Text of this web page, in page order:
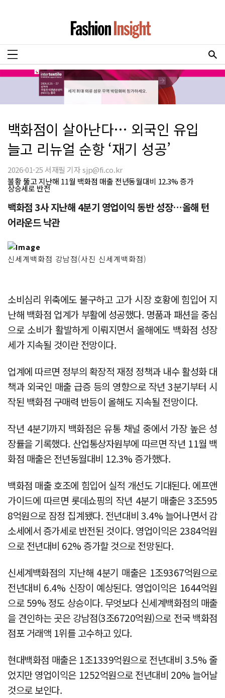
백화점이 살아난다… 외국인 유입
늘고 리뉴얼 순항 ‘재기 성공’
2026-01-25 서재필 기자 sjp@fi.co.kr
불황 뚫고 지난해 11월 백화점 매출 전년동월대비 12.3% 증가
상승세로 반전
백화점 3사 지난해 4분기 영업이익 동반 성장…올해 턴
어라운드 낙관
신세계백화점 강남점(사진 신세계백화점)
소비심리 위축에도 불구하고 고가 시장 호황에 힘입어 지
난해 백화점 업계가 부활에 성공했다. 명품과 패션을 중심
으로 소비가 활발하게 이뤄지면서 올해에도 백화점 성장
세가 지속될 것이란 전망이다.
업계에 따르면 정부의 확장적 재정 정책과 내수 활성화 대
책과 외국인 매출 급증 등의 영향으로 작년 3분기부터 시
작된 백화점 구매력 반등이 올해도 지속될 전망이다.
작년 4분기까지 백화점은 유통 채널 중에서 가장 높은 성
장률을 기록했다. 산업통상자원부에 따르면 작년 11월 백
화점 매출은 전년동월대비 12.3% 증가했다.
백화점 매출 호조에 힘입어 실적 개선도 기대된다. 에프앤
가이드에 따르면 롯데쇼핑의 작년 4분기 매출은 3조595
8억원으로 잠정 집계됐다. 전년대비 3.4% 늘어나면서 감
소세에서 증가세로 반전된 것이다. 영업이익은 2384억원
으로 전년대비 62% 증가할 것으로 전망된다.
신세계백화점의 지난해 4분기 매출은 1조9367억원으로
전년대비 6.4% 신장이 예상된다. 영업이익은 1644억원
으로 59% 정도 상승이다. 무엇보다 신세계백화점의 매출
을 견인하는 곳은 강남점(3조6720억원)으로 전국 백화점
점포 거래액 1위를 고수하고 있다.
현대백화점 매출은 1조1339억원으로 전년대비 3.5% 줄
었지만 영업이익은 1252억원으로 전년대비 20% 늘어날
것으로 보인다.